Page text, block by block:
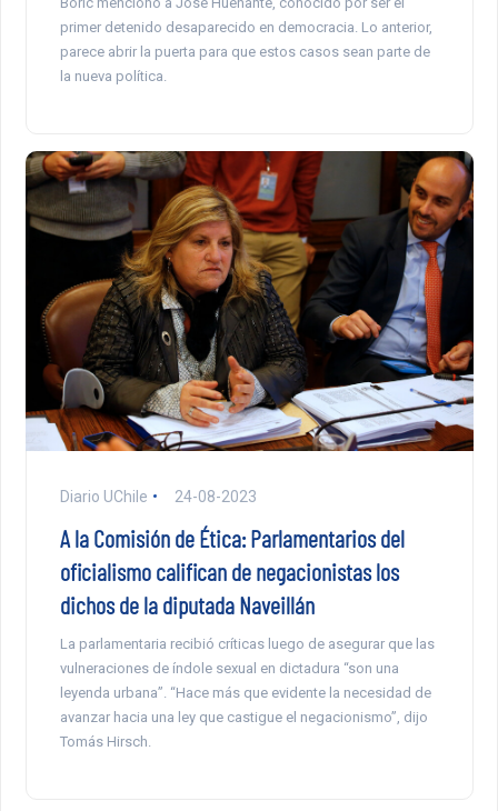
primer detenido desaparecido en democracia. Lo anterior,
parece abrir la puerta para que estos casos sean parte de
la nueva política.
Diario UChile 24-08-2023
A la Comisión de Ética: Parlamentarios del
oficialismo califican de negacionistas los
dichos de la diputada Naveillán
La parlamentaria recibió críticas luego de asegurar que las
vulneraciones de índole sexual en dictadura “son una
leyenda urbana”. “Hace más que evidente la necesidad de
avanzar hacia una ley que castigue el negacionismo”, dijo
Tomás Hirsch.